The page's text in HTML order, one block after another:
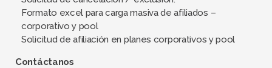
Formato excel para carga masiva de afiliados –
corporativo y pool
Solicitud de afiliación en planes corporativos y pool
Contáctanos